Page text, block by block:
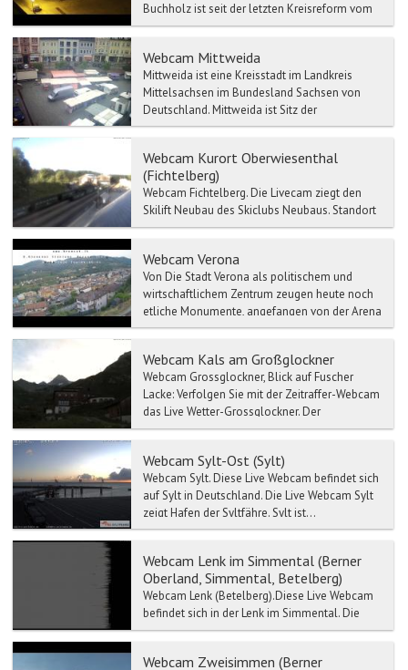
Buchholz ist seit der letzten Kreisreform vom
1. August 2008 Verwaltungssit...
Webcam Mittweida
Mittweida ist eine Kreisstadt im Landkreis
Mittelsachsen im Bundesland Sachsen von
Deutschland. Mittweida ist Sitz der
Verwaltungsgemeinschaft Mitt...
Webcam Kurort Oberwiesenthal
(Fichtelberg)
Webcam Fichtelberg. Die Livecam ziegt den
Skilift Neubau des Skiclubs Neubaus. Standort
Webcam: Bleaml-Alm Neubau in Fichtelberg in
Webcam Verona
Von Die Stadt Verona als politischem und
wirtschaftlichem Zentrum zeugen heute noch
etliche Monumente, angefangen von der Arena
bis zum Römischen T...
Webcam Kals am Großglockner
Webcam Grossglockner, Blick auf Fuscher
Lacke: Verfolgen Sie mit der Zeitraffer-Webcam
das Live Wetter-Grossglockner. Der
Großglockne...
Webcam Sylt-Ost (Sylt)
Webcam Sylt. Diese Live Webcam befindet sich
auf Sylt in Deutschland. Die Live Webcam Sylt
zeigt Hafen der Syltfähre. Sylt ist...
Webcam Lenk im Simmental (Berner
Oberland, Simmental, Betelberg)
Webcam Lenk (Betelberg).Diese Live Webcam
befindet sich in der Lenk im Simmental. Die
Lenk ist die höchst gelegene Gemeinde im
Webcam Zweisimmen (Berner